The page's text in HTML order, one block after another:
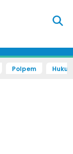
Polpem